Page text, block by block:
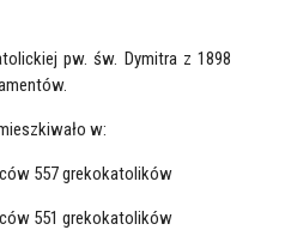
pw. św. Dymitra z 1898
w:
557 grekokatolików
551 grekokatolików